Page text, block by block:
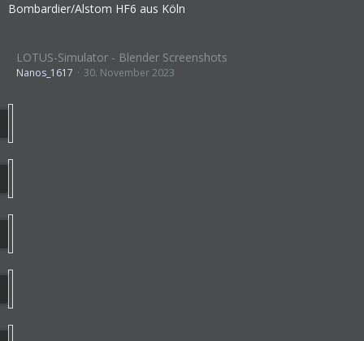
Bombardier/Alstom HF6 aus Köln
LOTUS-Simulator - Blender Screenshots
Nanos_1617 30. November 2023